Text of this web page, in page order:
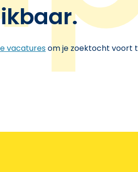
vacaturesom je zoektocht voort